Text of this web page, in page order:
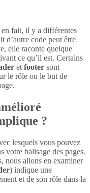
fait, il y a différentes
d’autre code peut être
elle raconte quelque
ce qu’il est. Certains
et footer sont
le rôle ou le but de
?
lesquels vous pouvez
votre balisage des pages.
nous allons en examiner
) indique une
et de son rôle dans la